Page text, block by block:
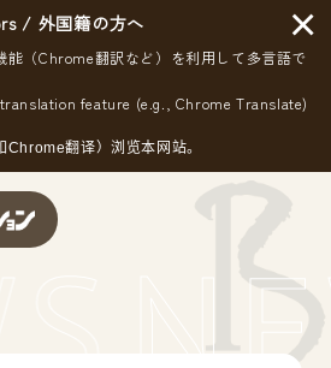
/ 外国籍の方へ
能（Chrome翻訳など）を利用して多言語で
feature (e.g., Chrome Translate)
翻译）浏览本网站。
×